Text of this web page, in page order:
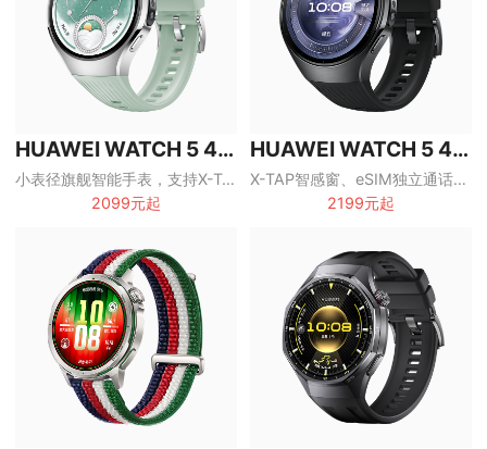
HUAWEI WATCH 5 42mm
小表径旗舰智能手表，支持X-TAP智感窗、eSIM独立通话和一键微体检
2099元起
HUAWEI WATCH 5 46mm
X-TAP智感窗、eSIM独立通话与一键微体检，旗舰全能智能手表
2199元起